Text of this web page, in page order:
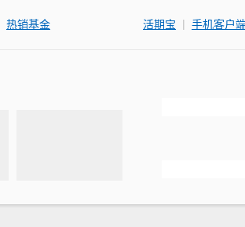
热销基金 活期宝 | 手机客户